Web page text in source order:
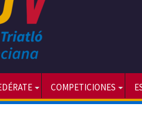
COMPETICIONES